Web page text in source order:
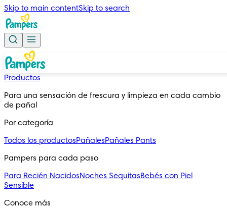
Skip to main contentSkip to search
Productos
Para una sensación de frescura y limpieza en cada cambio
de pañal
Por categoría
Todos los productosPañalesPañales Pants
Pampers para cada paso
Para Recién NacidosNoches SequitasBebés con Piel
Sensible
Conoce más